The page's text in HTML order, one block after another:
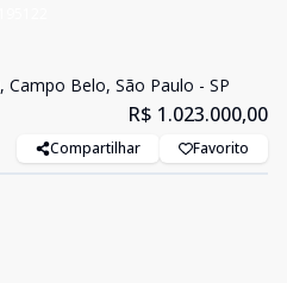
Belo, São Paulo - SP
R$ 1.023.000,00
Compartilhar Favorito